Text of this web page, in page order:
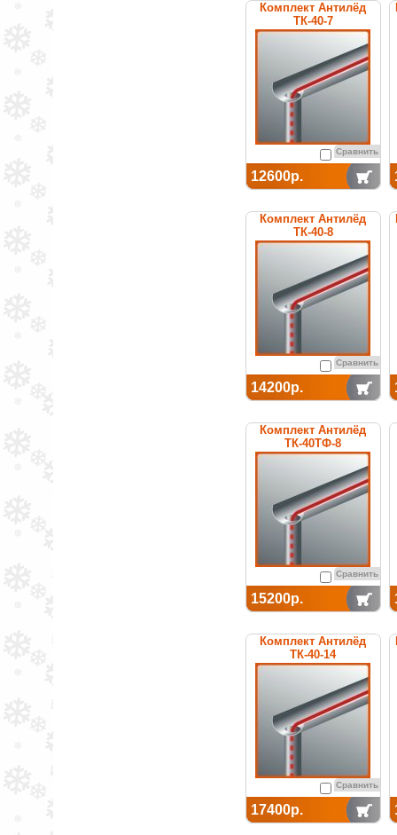
Комплект Антилёд
ТК-40-7
Сравнить
12600р.
Комплект Антилёд
ТК-40-8
Сравнить
14200р.
Комплект Антилёд
ТК-40ТФ-8
Сравнить
15200р.
Комплект Антилёд
ТК-40-14
Сравнить
17400р.